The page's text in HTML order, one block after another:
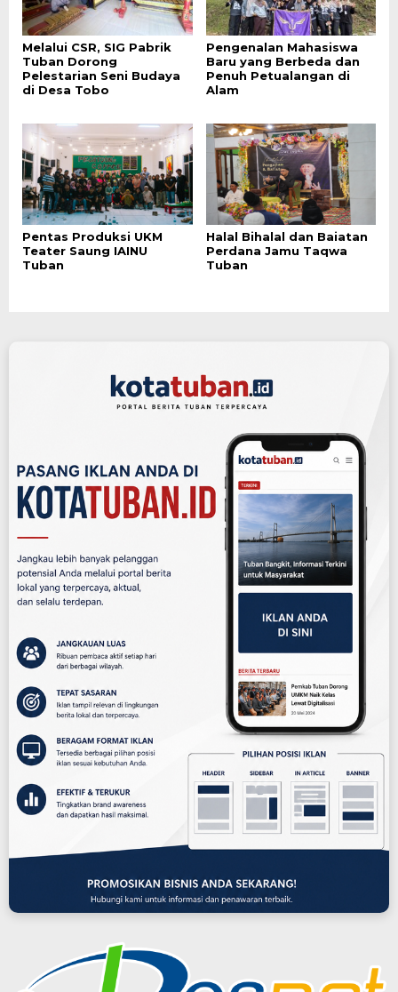
Melalui CSR, SIG Pabrik
Tuban Dorong
Pelestarian Seni Budaya
di Desa Tobo
Pengenalan Mahasiswa
Baru yang Berbeda dan
Penuh Petualangan di
Alam
Pentas Produksi UKM
Teater Saung IAINU
Tuban
Halal Bihalal dan Baiatan
Perdana Jamu Taqwa
Tuban